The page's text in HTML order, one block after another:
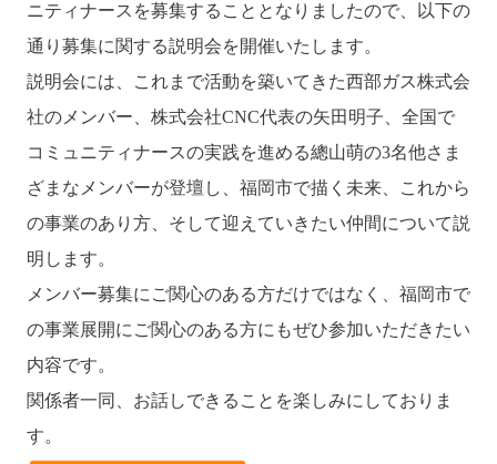
ニティナースを募集することとなりましたので、以下の
通り募集に関する説明会を開催いたします。
説明会には、これまで活動を築いてきた西部ガス株式会
社のメンバー、株式会社CNC代表の矢田明子、全国で
コミュニティナースの実践を進める總山萌の3名他さま
ざまなメンバーが登壇し、福岡市で描く未来、これから
の事業のあり方、そして迎えていきたい仲間について説
明します。
メンバー募集にご関心のある方だけではなく、福岡市で
の事業展開にご関心のある方にもぜひ参加いただきたい
内容です。
関係者一同、お話しできることを楽しみにしておりま
す。